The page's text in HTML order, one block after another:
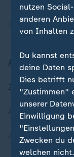
Aktuell bei
Zuletzt
Aktuelle
ZDFheute Stories
nutzen
anderen
von Inhalten
Du kannst
deine Daten
Dies betrifft
"Zustimmen"
unserer
Einwilligung
Zwecken du
welchen